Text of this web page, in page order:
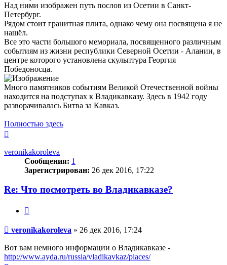
Над ними изображен путь послов из Осетии в Санкт-
Петербург.
Рядом стоит гранитная плита, однако чему она посвящена я не
нашёл.
Все это части большого мемориала, посвященного различным
событиям из жизни республики Северной Осетии - Алании, в
центре которого установлена скульптура Георгия
Победоносца.
Много памятников событиям Великой Отечественной войны
находится на подступах к Владикавказу. Здесь в 1942 году
разворачивалась Битва за Кавказ.
Полностью здесь
началу
veronikakoroleva
Сообщения: 1
Зарегистрирован: 26 дек 2016, 17:22
Re: Что посмотреть во Владикавказе?
Сообщение
veronikakoroleva » 26 дек 2016, 17:24
Вот вам немного информации о Владикавказе -
http://www.ayda.ru/russia/vladikavkaz/places/